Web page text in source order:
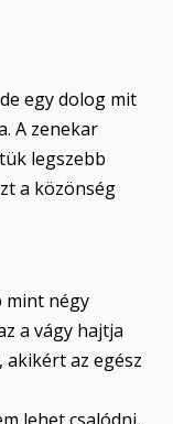
egy dolog mit
A zenekar
legszebb
a közönség
mint négy
a vágy hajtja
az egész
lehet csalódni,